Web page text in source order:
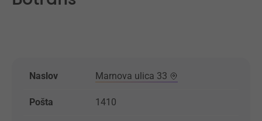
Naslov Marnova ulica 33
Pošta 1410